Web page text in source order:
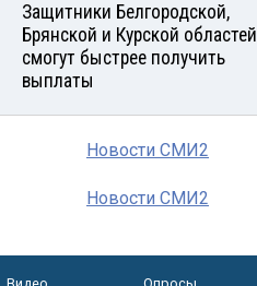
Защитники Белгородской,
Брянской и Курской областей
смогут быстрее получить
выплаты
Новости СМИ2
Новости СМИ2